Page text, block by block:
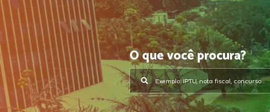
O que você procura?